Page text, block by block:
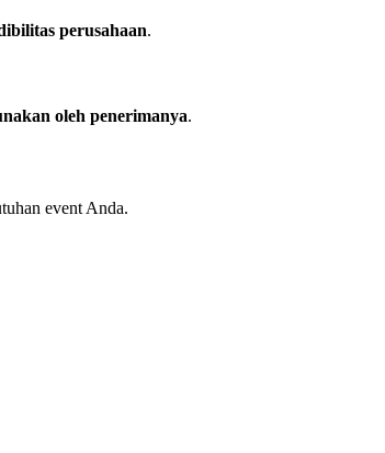
perusahaan.
oleh penerimanya.
event Anda.